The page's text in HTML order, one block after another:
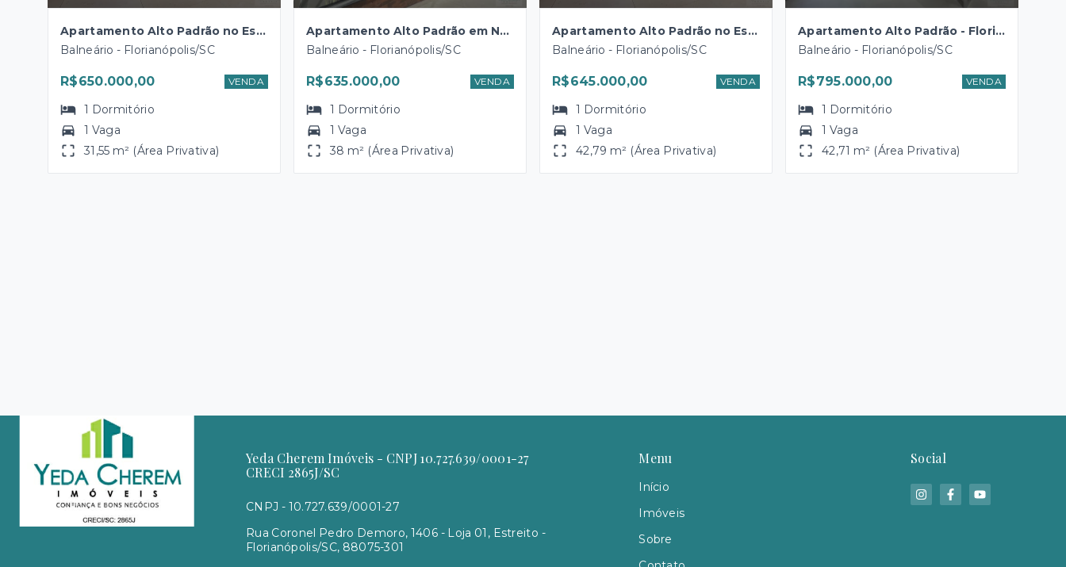
Apartamento Alto Padrão no Estreito
Balneário - Florianópolis/SC
R$650.000,00 VENDA
1 Dormitório
1 Vaga
31,55 m² (Área Privativa)
Apartamento Alto Padrão em Novo Estreito, Florianópolis/SC
Balneário - Florianópolis/SC
R$635.000,00 VENDA
1 Dormitório
1 Vaga
38 m² (Área Privativa)
Apartamento Alto Padrão no Estreito
Balneário - Florianópolis/SC
R$645.000,00 VENDA
1 Dormitório
1 Vaga
42,79 m² (Área Privativa)
Apartamento Alto Padrão - Florianópolis
Balneário - Florianópolis/SC
R$795.000,00 VENDA
1 Dormitório
1 Vaga
42,71 m² (Área Privativa)
Yeda Cherem Imóveis - CNPJ 10.727.639/0001-27
CRECI 2865J/SC
CNPJ - 10.727.639/0001-27
Rua Coronel Pedro Demoro, 1406 - Loja 01, Estreito -
Florianópolis/SC, 88075-301
Menu
Início
Imóveis
Sobre
Social